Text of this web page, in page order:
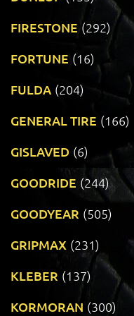
FIRESTONE (292)
FORTUNE (16)
FULDA (204)
GENERAL TIRE (166)
GISLAVED (6)
GOODRIDE (244)
GOODYEAR (505)
GRIPMAX (231)
KLEBER (137)
KORMORAN (300)